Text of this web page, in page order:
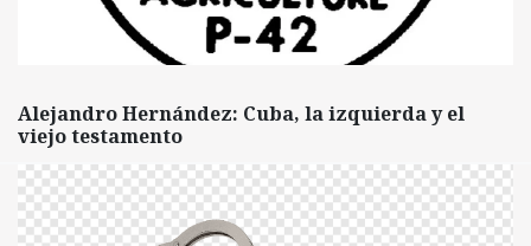
Alejandro Hernández: Cuba, la izquierda y el
viejo testamento